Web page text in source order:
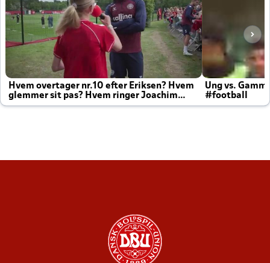
Hvem overtager nr.10 efter Eriksen? Hvem
glemmer sit pas? Hvem ringer Joachim
altid til efter kampe?
Ung vs.
#football